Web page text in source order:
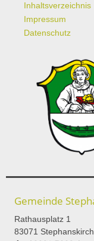
Inhaltsverzeichnis
Impressum
Datenschutz
Gemeinde
Rathausplatz 1
83071